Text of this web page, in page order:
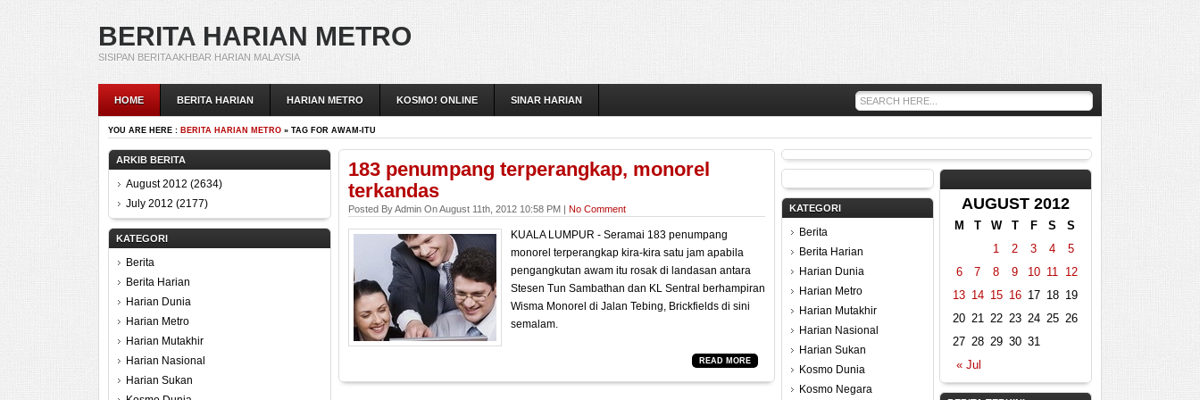
BERITA HARIAN METRO
SISIPAN BERITA AKHBAR HARIAN MALAYSIA
HOME BERITA HARIAN HARIAN METRO KOSMO! ONLINE SINAR HARIAN
YOU ARE HERE : BERITA HARIAN METRO » TAG FOR AWAM-ITU
ARKIB BERITA
August 2012 (2634)
July 2012 (2177)
KATEGORI
Berita
Berita Harian
Harian Dunia
Harian Metro
Harian Mutakhir
Harian Nasional
Harian Sukan
183 penumpang terperangkap, monorel
terkandas
Posted By Admin On August 11th, 2012 10:58 PM | No Comment
KUALA LUMPUR - Seramai 183 penumpang
monorel terperangkap kira-kira satu jam apabila
pengangkutan awam itu rosak di landasan antara
Stesen Tun Sambathan dan KL Sentral berhampiran
Wisma Monorel di Jalan Tebing, Brickfields di sini
semalam.
READ MORE
KATEGORI
Berita
Berita Harian
Harian Dunia
Harian Metro
Harian Mutakhir
Harian Nasional
Harian Sukan
Kosmo Dunia
Kosmo Negara
AUGUST 2012
M T W T F S S
« Jul
1 2 3 4
5
6
7 8 9 10 11 12
13 14 15 16 17 18 19
20 21 22 23 24 25 26
27 28 29 30 31